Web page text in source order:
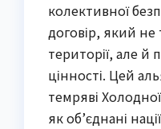
колективної
договір, який не
території, але й
цінності. Цей
темряві
як об’єднані